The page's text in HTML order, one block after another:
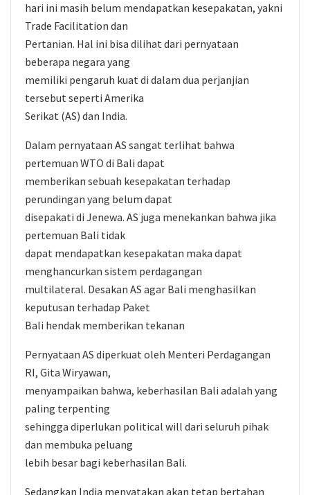
hari ini masih belum mendapatkan kesepakatan, yakni
Trade Facilitation dan
Pertanian. Hal ini bisa dilihat dari pernyataan
beberapa negara yang
memiliki pengaruh kuat di dalam dua perjanjian
tersebut seperti Amerika
Serikat (AS) dan India.
Dalam pernyataan AS sangat terlihat bahwa
pertemuan WTO di Bali dapat
memberikan sebuah kesepakatan terhadap
perundingan yang belum dapat
disepakati di Jenewa. AS juga menekankan bahwa jika
pertemuan Bali tidak
dapat mendapatkan kesepakatan maka dapat
menghancurkan sistem perdagangan
multilateral. Desakan AS agar Bali menghasilkan
keputusan terhadap Paket
Bali hendak memberikan tekanan
Pernyataan AS diperkuat oleh Menteri Perdagangan
RI, Gita Wiryawan,
menyampaikan bahwa, keberhasilan Bali adalah yang
paling terpenting
sehingga diperlukan political will dari seluruh pihak
dan membuka peluang
lebih besar bagi keberhasilan Bali.
Sedangkan India menyatakan akan tetap bertahan